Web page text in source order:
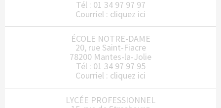
Tél : 01 34 97 97 97
Courriel : cliquez ici
ÉCOLE NOTRE-DAME
20, rue Saint-Fiacre
78200 Mantes-la-Jolie
Tél : 01 34 97 97 95
Courriel : cliquez ici
LYCÉE PROFESSIONNEL